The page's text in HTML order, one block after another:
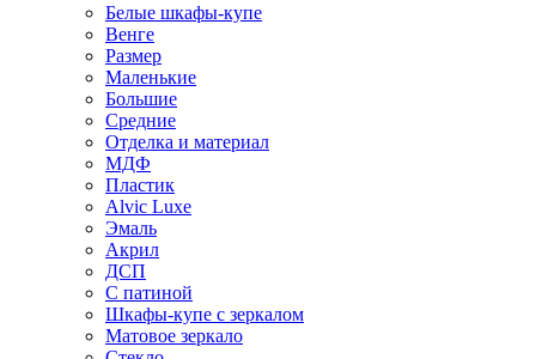
Белые шкафы-купе
Венге
Размер
Маленькие
Большие
Средние
Отделка и материал
МДФ
Пластик
Alvic Luxe
Эмаль
Акрил
ДСП
С патиной
Шкафы-купе с зеркалом
Матовое зеркало